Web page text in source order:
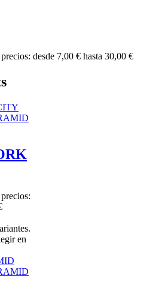
desde 7,00 € hasta 30,00 €
en